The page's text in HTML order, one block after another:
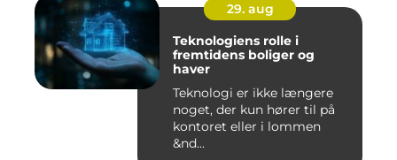
29. aug
Teknologiens rolle i
fremtidens boliger og
haver
Teknologi er ikke længere
noget, der kun hører til på
kontoret eller i lommen
&nd...